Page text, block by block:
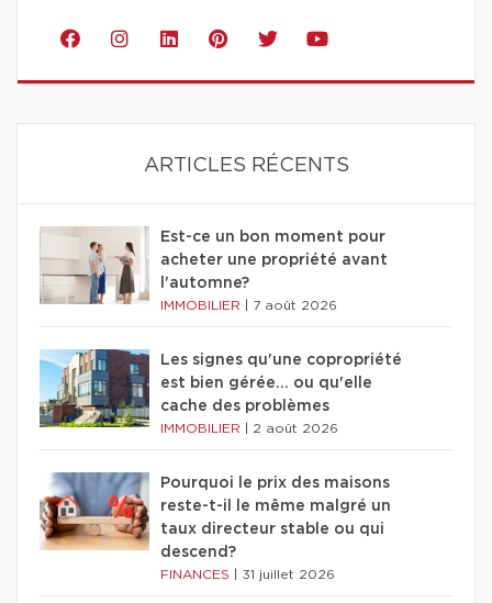
ARTICLES RÉCENTS
Est-ce un bon moment pour
acheter une propriété avant
l'automne?
IMMOBILIER 7 août 2026
Les signes qu'une copropriété
est bien gérée… ou qu'elle
cache des problèmes
IMMOBILIER 2 août 2026
Pourquoi le prix des maisons
reste-t-il le même malgré un
taux directeur stable ou qui
descend?
FINANCES 31 juillet 2026